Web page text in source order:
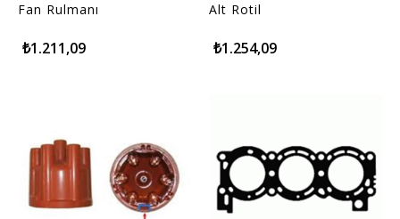
Fan Rulmanı
₺1.211,09
Alt Rotil
₺1.254,09